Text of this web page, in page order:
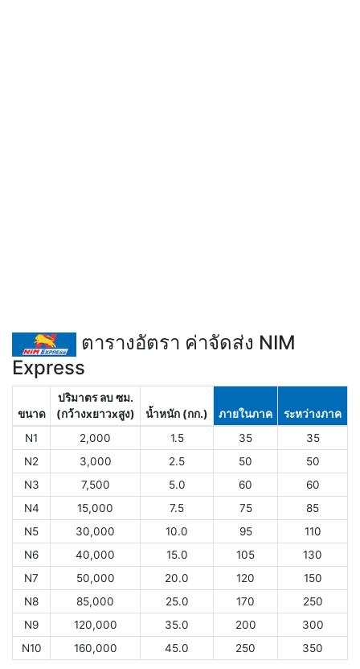
ตารางอัตรา ค่าจัดส่ง NIM
Express
ขนาด
ปริมาตร ลบ ซม.
(กว้างxยาวxสูง)
น้ำหนัก (กก.) ภายในภาค
ระหว่างภาค
N1
2,000 1.5 35
35
N2
3,000 2.5 50
50
N3
7,500 5.0 60
60
N4
15,000 7.5 75
85
N5
30,000 10.0 95
110
N6
40,000 15.0 105
130
N7
50,000 20.0 120
150
N8
85,000 25.0 170
250
N9
120,000 35.0 200
300
N10
160,000 45.0 250 350